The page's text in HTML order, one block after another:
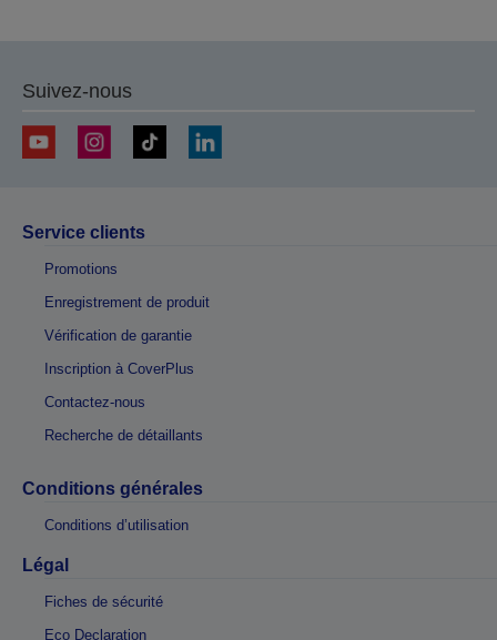
Suivez-nous
Service clients
Promotions
Enregistrement de produit
Vérification de garantie
Inscription à CoverPlus
Contactez-nous
Recherche de détaillants
Conditions générales
Conditions d’utilisation
Légal
Fiches de sécurité
Eco Declaration